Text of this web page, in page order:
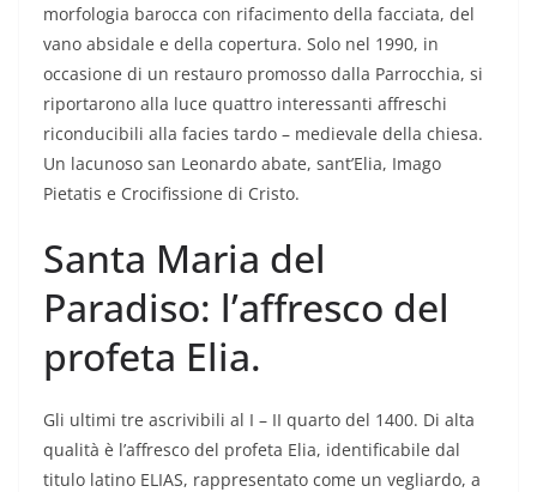
morfologia barocca con rifacimento della facciata, del
vano absidale e della copertura. Solo nel 1990, in
occasione di un restauro promosso dalla Parrocchia, si
riportarono alla luce quattro interessanti affreschi
riconducibili alla facies tardo – medievale della chiesa.
Un lacunoso san Leonardo abate, sant’Elia, Imago
Pietatis e Crocifissione di Cristo.
Santa Maria del
Paradiso: l’affresco del
profeta Elia.
Gli ultimi tre ascrivibili al I – II quarto del 1400. Di alta
qualità è l’affresco del profeta Elia, identificabile dal
titulo latino ELIAS, rappresentato come un vegliardo, a